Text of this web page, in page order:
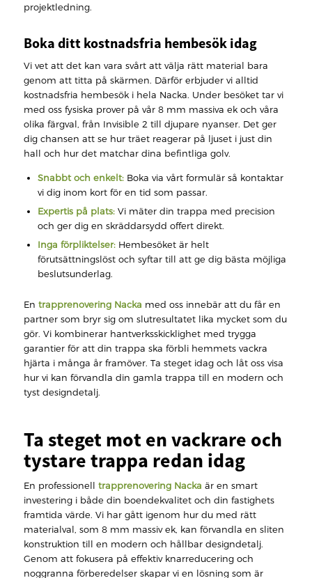
projektledning.
Boka ditt kostnadsfria hembesök idag
Vi vet att det kan vara svårt att välja rätt material bara
genom att titta på skärmen. Därför erbjuder vi alltid
kostnadsfria hembesök i hela Nacka. Under besöket tar vi
med oss fysiska prover på vår 8 mm massiva ek och våra
olika färgval, från Invisible 2 till djupare nyanser. Det ger
dig chansen att se hur träet reagerar på ljuset i just din
hall och hur det matchar dina befintliga golv.
Snabbt och enkelt:Boka via vårt formulär så kontaktar
vi dig inom kort för en tid som passar.
Expertis på plats:Vi mäter din trappa med precision
och ger dig en skräddarsydd offert direkt.
Inga förpliktelser:Hembesöket är helt
förutsättningslöst och syftar till att ge dig bästa möjliga
beslutsunderlag.
En trapprenovering Nacka med oss innebär att du får en
partner som bryr sig om slutresultatet lika mycket som du
gör. Vi kombinerar hantverksskicklighet med trygga
garantier för att din trappa ska förbli hemmets vackra
hjärta i många år framöver. Ta steget idag och låt oss visa
hur vi kan förvandla din gamla trappa till en modern och
tyst designdetalj.
Ta steget mot en vackrare och
tystare trappa redan idag
En professionell trapprenovering Nacka är en smart
investering i både din boendekvalitet och din fastighets
framtida värde. Vi har gått igenom hur du med rätt
materialval, som 8 mm massiv ek, kan förvandla en sliten
konstruktion till en modern och hållbar designdetalj.
Genom att fokusera på effektiv knarreducering och
noggranna förberedelser skapar vi en lösning som är